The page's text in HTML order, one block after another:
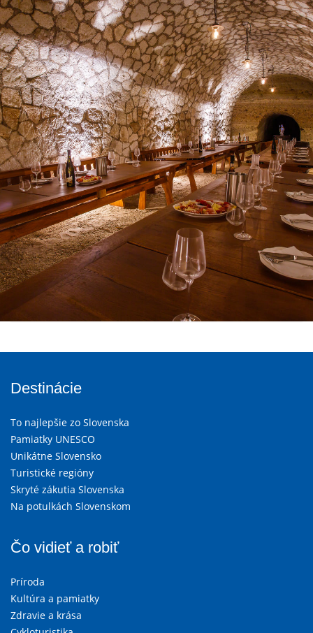
Destinácie
To najlepšie zo Slovenska
Pamiatky UNESCO
Unikátne Slovensko
Turistické regióny
Skryté zákutia Slovenska
Na potulkách Slovenskom
Čo vidieť a robiť
Príroda
Kultúra a pamiatky
Zdravie a krása